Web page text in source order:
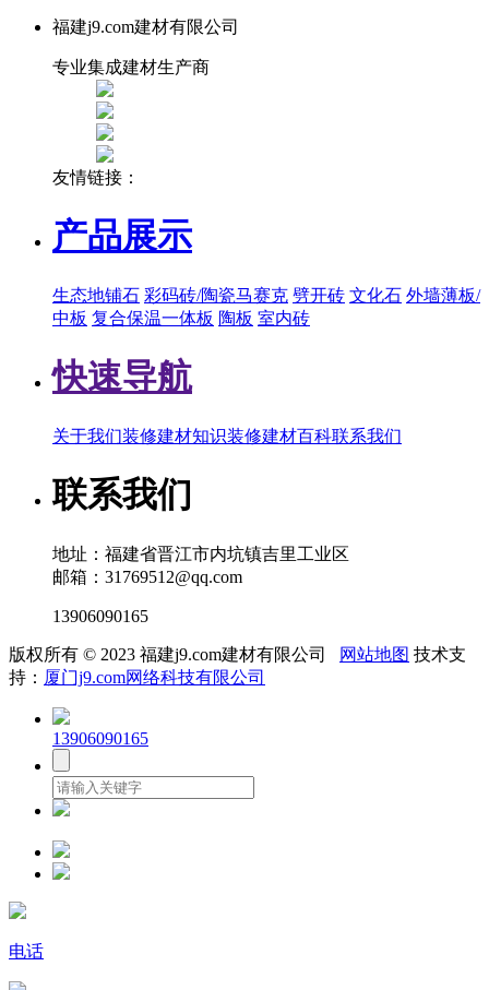
福建j9.com建材有限公司
专业集成建材生产商
友情链接：
产品展示
生态地铺石 彩码砖/陶瓷马赛克 劈开砖 文化石 外墙薄板/
中板 复合保温一体板 陶板 室内砖
快速导航
关于我们装修建材知识装修建材百科联系我们
联系我们
地址：福建省晋江市内坑镇吉里工业区
邮箱：31769512@qq.com
13906090165
版权所有 © 2023 福建j9.com建材有限公司 网站地图 技术支
持： 厦门j9.com网络科技有限公司
13906090165
电话